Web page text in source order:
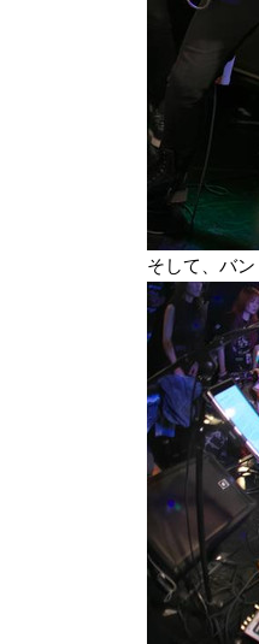
そして、バ